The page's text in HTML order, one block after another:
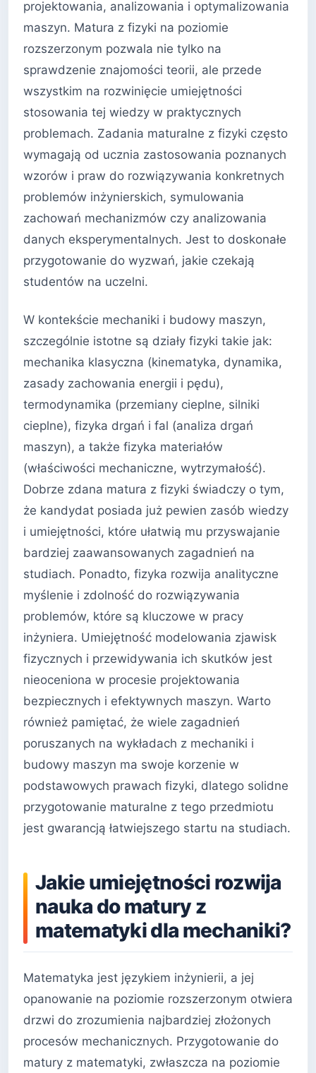
projektowania, analizowania i optymalizowania
maszyn. Matura z fizyki na poziomie
rozszerzonym pozwala nie tylko na
sprawdzenie znajomości teorii, ale przede
wszystkim na rozwinięcie umiejętności
stosowania tej wiedzy w praktycznych
problemach. Zadania maturalne z fizyki często
wymagają od ucznia zastosowania poznanych
wzorów i praw do rozwiązywania konkretnych
problemów inżynierskich, symulowania
zachowań mechanizmów czy analizowania
danych eksperymentalnych. Jest to doskonałe
przygotowanie do wyzwań, jakie czekają
studentów na uczelni.
W kontekście mechaniki i budowy maszyn,
szczególnie istotne są działy fizyki takie jak:
mechanika klasyczna (kinematyka, dynamika,
zasady zachowania energii i pędu),
termodynamika (przemiany cieplne, silniki
cieplne), fizyka drgań i fal (analiza drgań
maszyn), a także fizyka materiałów
(właściwości mechaniczne, wytrzymałość).
Dobrze zdana matura z fizyki świadczy o tym,
że kandydat posiada już pewien zasób wiedzy
i umiejętności, które ułatwią mu przyswajanie
bardziej zaawansowanych zagadnień na
studiach. Ponadto, fizyka rozwija analityczne
myślenie i zdolność do rozwiązywania
problemów, które są kluczowe w pracy
inżyniera. Umiejętność modelowania zjawisk
fizycznych i przewidywania ich skutków jest
nieoceniona w procesie projektowania
bezpiecznych i efektywnych maszyn. Warto
również pamiętać, że wiele zagadnień
poruszanych na wykładach z mechaniki i
budowy maszyn ma swoje korzenie w
podstawowych prawach fizyki, dlatego solidne
przygotowanie maturalne z tego przedmiotu
jest gwarancją łatwiejszego startu na studiach.
Jakie umiejętności rozwija
nauka do matury z
matematyki dla mechaniki?
Matematyka jest językiem inżynierii, a jej
opanowanie na poziomie rozszerzonym otwiera
drzwi do zrozumienia najbardziej złożonych
procesów mechanicznych. Przygotowanie do
matury z matematyki, zwłaszcza na poziomie